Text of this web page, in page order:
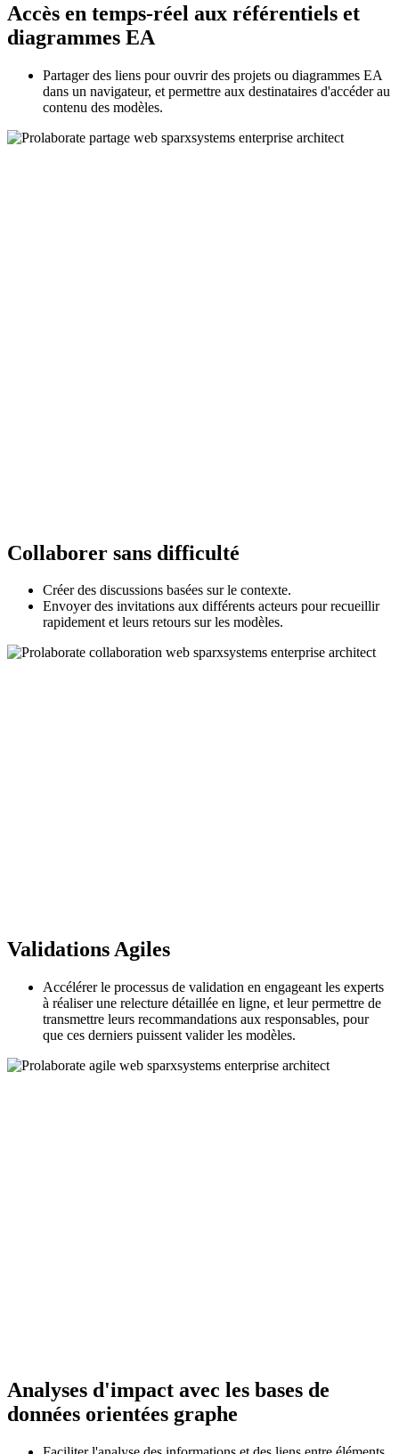
Accès en temps-réel aux référentiels et
diagrammes EA
Partager des liens pour ouvrir des projets ou diagrammes EA
dans un navigateur, et permettre aux destinataires d'accéder au
contenu des modèles.
Collaborer sans difficulté
Créer des discussions basées sur le contexte.
Envoyer des invitations aux différents acteurs pour recueillir
rapidement et leurs retours sur les modèles.
Validations Agiles
Accélérer le processus de validation en engageant les experts
à réaliser une relecture détaillée en ligne, et leur permettre de
transmettre leurs recommandations aux responsables, pour
que ces derniers puissent valider les modèles.
Analyses d'impact avec les bases de
données orientées graphe